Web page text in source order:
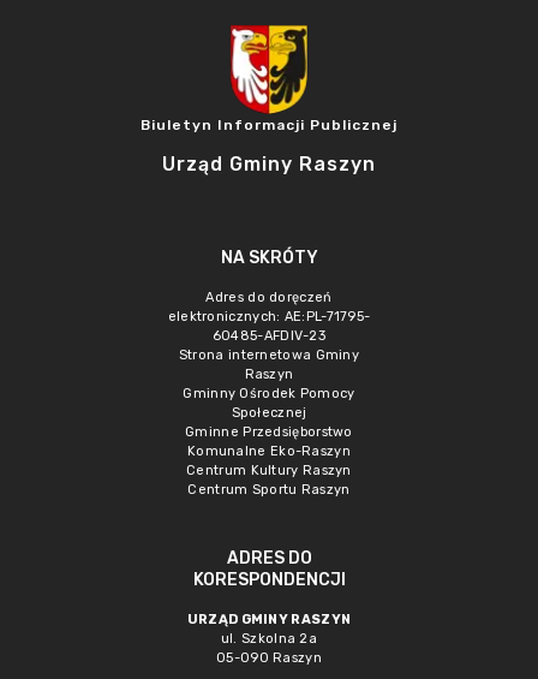
Biuletyn Informacji Publicznej
Urząd Gminy Raszyn
NA SKRÓTY
Adres do doręczeń
elektronicznych: AE:PL-71795-
60485-AFDIV-23
Strona internetowa Gminy
Raszyn
Gminny Ośrodek Pomocy
Społecznej
Gminne Przedsięborstwo
Komunalne Eko-Raszyn
Centrum Kultury Raszyn
Centrum Sportu Raszyn
ADRES DO
KORESPONDENCJI
URZĄD GMINY RASZYN
ul. Szkolna 2a
05-090 Raszyn